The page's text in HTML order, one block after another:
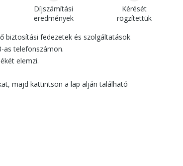
Díjszámítási
eredmények
Kérését
rögzítettük
biztosítási fedezetek és szolgáltatások
as telefonszámon.
elemzi.
majd kattintson a lap alján található